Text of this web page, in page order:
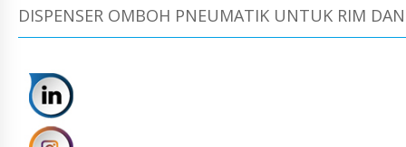
DISPENSER OMBOH PNEUMATIK UNTUK RIM